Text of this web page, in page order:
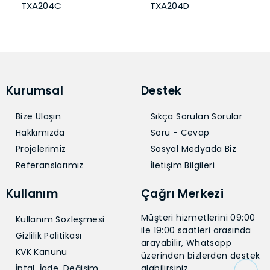
TXA204D
Kurumsal
Bize Ulaşın
Hakkımızda
Projelerimiz
Referanslarımız
Destek
Sıkça Sorulan Sorular
Soru - Cevap
Sosyal Medyada Biz
İletişim Bilgileri
Kullanım
Kullanım Sözleşmesi
Gizlilik Politikası
KVK Kanunu
Çağrı Merkezi
Müşteri hizmetlerini 09:00
ile 19:00 saatleri arasında
arayabilir, Whatsapp
üzerinden bizlerden destek